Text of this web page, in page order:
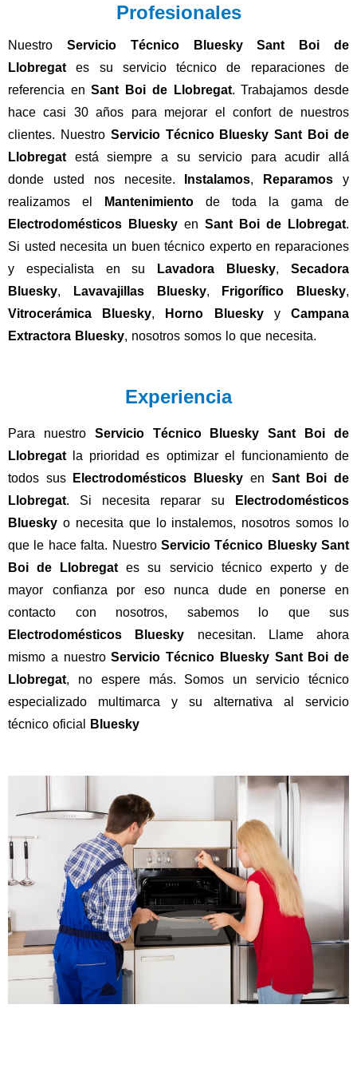
Profesionales
Nuestro Servicio Técnico Bluesky Sant Boi de
Llobregates su servicio técnico de reparaciones de
referencia enSant Boi de Llobregat. Trabajamos desde
hace casi 30 años para mejorar el confort de nuestros
clientes. Nuestro Servicio Técnico Bluesky Sant Boi de
Llobregatestá siempre a su servicio para acudir allá
donde usted nos necesite.
Instalamos, Reparamos y
realizamos el
Mantenimiento de toda la gama de
Electrodomésticos Bluesky en Sant Boi de Llobregat.
Si usted necesita un buen técnico experto en reparaciones
y especialista en su
Lavadora Bluesky,Secadora
Bluesky, Lavavajillas Bluesky, Frigorífico Bluesky,
Vitrocerámica Bluesky, Horno BlueskyyCampana
Extractora Bluesky, nosotros somos lo que necesita.
Experiencia
Para nuestro Servicio Técnico Bluesky Sant Boi de
Llobregat
la prioridad es optimizar el funcionamiento de
todos sus
Electrodomésticos Bluesky en Sant Boi de
Llobregat. Si necesita reparar su
Electrodomésticos
Bluesky o necesita que lo instalemos, nosotros somos lo
que le hace falta. Nuestro Servicio Técnico Bluesky Sant
Boi de Llobregates su servicio técnico experto y de
mayor confianza por eso nunca dude en ponerse en
contacto con nosotros, sabemos lo que sus
Electrodomésticos Bluesky necesitan. Llame ahora
mismo a nuestroServicio Técnico Bluesky Sant Boi de
Llobregat, no espere más. Somos un servicio técnico
especializado multimarca y su alternativa al servicio
técnico oficial
Bluesky